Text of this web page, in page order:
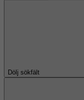
Dölj sökfält